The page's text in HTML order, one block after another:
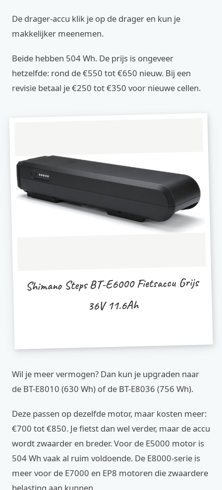
De drager-accu klik je op de drager en kun je
makkelijker meenemen.
Beide hebben 504 Wh. De prijs is ongeveer
hetzelfde: rond de €550 tot €650 nieuw. Bij een
revisie betaal je €250 tot €350 voor nieuwe cellen.
Shimano Steps BT-E6000 Fietsaccu Grijs
36V 11.6Ah
Wil je meer vermogen? Dan kun je upgraden naar
de BT-E8010 (630 Wh) of de BT-E8036 (756 Wh).
Deze passen op dezelfde motor, maar kosten meer:
€700 tot €850. Je fietst dan wel verder, maar de accu
wordt zwaarder en breder. Voor de E5000 motor is
504 Wh vaak al ruim voldoende. De E8000-serie is
meer voor de E7000 en EP8 motoren die zwaardere